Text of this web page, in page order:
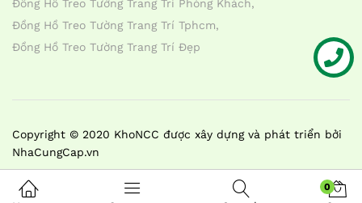
Đồng Hồ Treo Tường Trang Trí Phòng Khách
Đồng Hồ Treo Tường Trang Trí Tphcm
Đồng Hồ Treo Tường Trang Trí Đẹp
Copyright © 2020 KhoNCC được xây dựng và phát triển bởi
NhaCungCap.vn
0
Liên hệ